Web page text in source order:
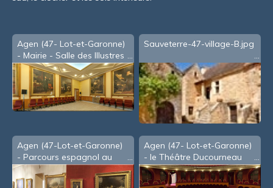
Agen (47- Lot-et-Garonne)
- Mairie - Salle des Illustres
(version 2011)
Sauveterre-47-village-B.jpg
Agen (47-Lot-et-Garonne)
- Parcours espagnol au
Musée d'Agen - Espace
Goya
Agen (47- Lot-et-Garonne)
- le Théâtre Ducourneau
(2012)